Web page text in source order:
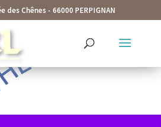
{ return; } $current_user
} ?>
des Chênes - 66000 PERPIGNAN